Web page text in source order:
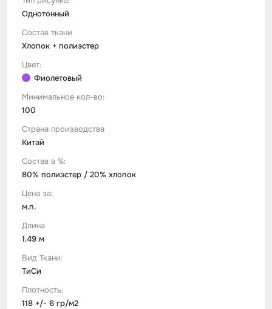
Однотонный
Состав ткани
Хлопок + полиэстер
Цвет:
Фиолетовый
Минимальное кол-во:
100
Страна производства
Китай
Состав в %:
80% полиэстер / 20% хлопок
Цена за:
м.п.
Длина
1.49 м
Вид Ткани:
ТиСи
Плотность:
118 +/- 6 гр/м2
Футер
Шелк Армани
Штапель
Имитации материалов